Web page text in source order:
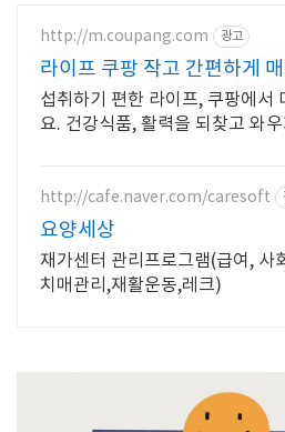
http://m.coupang.com 광고
라이프 쿠팡 작고 간편하게
섭취하기 편한 라이프, 쿠팡에서
요. 건강식품, 활력을 되찾고 와
http://cafe.naver.com/caresoft
요양세상
재가센터 관리프로그램(급여, 사
치매관리,재활운동,레크)